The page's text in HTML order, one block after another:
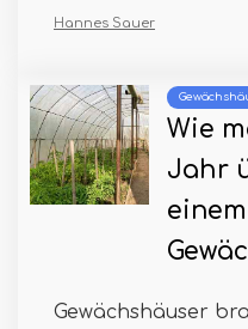
Hannes Sauer
Wie
Jahr
Gewächshäuser